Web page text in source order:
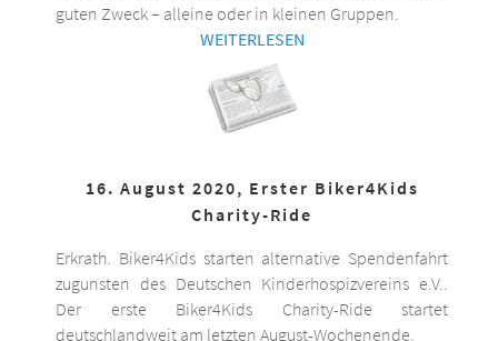
guten Zweck – alleine oder in kleinen Gruppen.
WEITERLESEN
16. August 2020, Erster Biker4Kids
Charity-Ride
Erkrath. Biker4Kids starten alternative Spendenfahrt
zugunsten des Deutschen Kinderhospizvereins e.V..
Der erste Biker4Kids Charity-Ride startet
deutschlandweit am letzten August-Wochenende.